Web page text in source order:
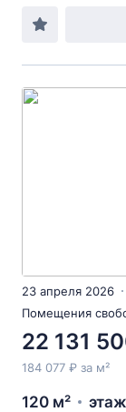
23 апреля 2026
Помещения
22 131
184 077 ₽ за м²
120 м²